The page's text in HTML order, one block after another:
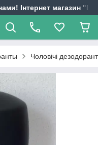
Інтернет магазин
Чоловічі